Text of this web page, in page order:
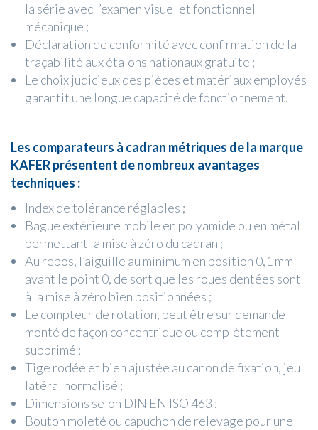
la série avec l’examen visuel et fonctionnel
mécanique ;
Déclaration de conformité avec confirmation de la
traçabilité aux étalons nationaux gratuite ;
Le choix judicieux des pièces et matériaux employés
garantit une longue capacité de fonctionnement.
Les comparateurs à cadran métriques de la marque
KAFER présentent de nombreux avantages
techniques :
Index de tolérance réglables ;
Bague extérieure mobile en polyamide ou en métal
permettant la mise à zéro du cadran ;
Au repos, l’aiguille au minimum en position 0,1 mm
avant le point 0, de sort que les roues dentées sont
à la mise à zéro bien positionnées ;
Le compteur de rotation, peut être sur demande
monté de façon concentrique ou complètement
supprimé ;
Tige rodée et bien ajustée au canon de fixation, jeu
latéral normalisé ;
Dimensions selon DIN EN ISO 463 ;
Bouton moleté ou capuchon de relevage pour une